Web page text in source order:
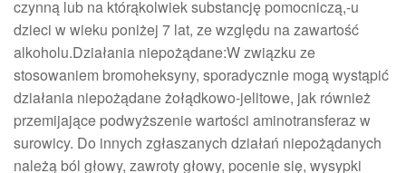
czynną lub na którąkolwiek substancję pomocniczą,-u
dzieci w wieku poniżej 7 lat, ze względu na zawartość
alkoholu.Działania niepożądane:W związku ze
stosowaniem bromoheksyny, sporadycznie mogą wystąpić
działania niepożądane żołądkowo-jelitowe, jak również
przemijające podwyższenie wartości aminotransferaz w
surowicy. Do innych zgłaszanych działań niepożądanych
należą ból głowy, zawroty głowy, pocenie się, wysypki